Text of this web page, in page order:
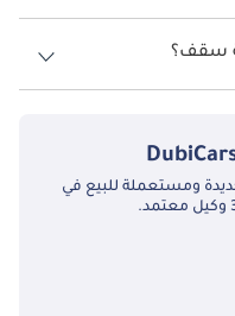
30،000 سيارة جديدة ومستعملة للبيع في